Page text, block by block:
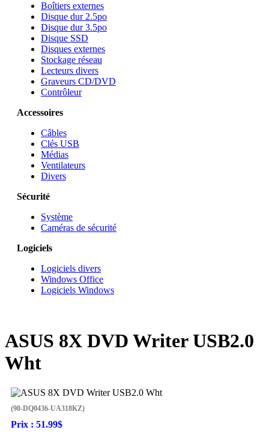
Boîtiers externes
Disque dur 2.5po
Disque dur 3.5po
Disque SSD
Disques externes
Stockage réseau
Lecteurs divers
Graveurs CD/DVD
Contrôleur
Accessoires
Câbles
Clés USB
Médias
Ventilateurs
Divers
Sécurité
Système
Caméras de sécurité
Logiciels
Logiciels divers
Windows Office
Logiciels Windows
ASUS 8X DVD Writer USB2.0
Wht
(90-DQ0436-UA318KZ)
Prix : 51.99$